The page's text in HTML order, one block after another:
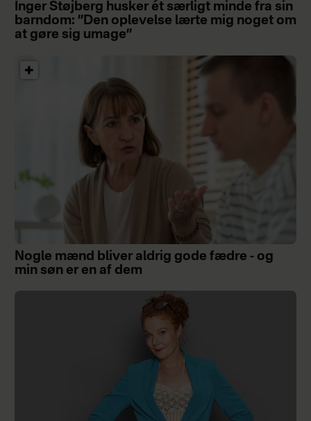
Inger Støjberg husker ét særligt minde fra sin
barndom: ”Den oplevelse lærte mig noget om
at gøre sig umage”
Nogle mænd bliver aldrig gode fædre - og
min søn er en af dem